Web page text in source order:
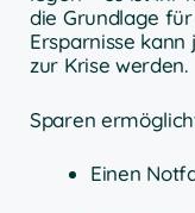
die Grundlage
Ersparnisse
zur Krise werden.
Sparen
Einen